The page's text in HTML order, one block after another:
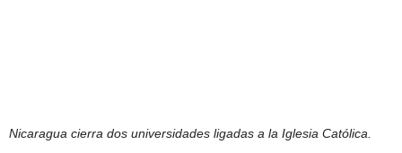
Nicaragua cierra dos universidades ligadas a la Iglesia Católica.